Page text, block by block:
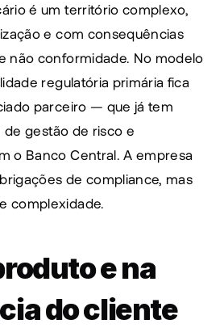
é um território complexo,
e com consequências
não conformidade. No modelo
regulatória primária fica
parceiro — que já tem
gestão de risco e
o Banco Central. A empresa
de compliance, mas
complexidade.
e na
do cliente